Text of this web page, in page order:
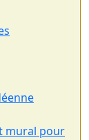
mural pour